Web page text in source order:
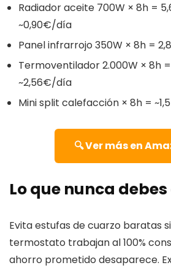
Radiador aceite 700W × 8h =
~0,90€/día
Panel infrarrojo 350W × 8h =
Termoventilador 2.000W × 8h
~2,56€/día
Mini split calefacción × 8h =
🔍 Ver más en
Lo que nunca
Evita estufas de cuarzo baratas
termostato trabajan al 100%
ahorro prometido desaparece.